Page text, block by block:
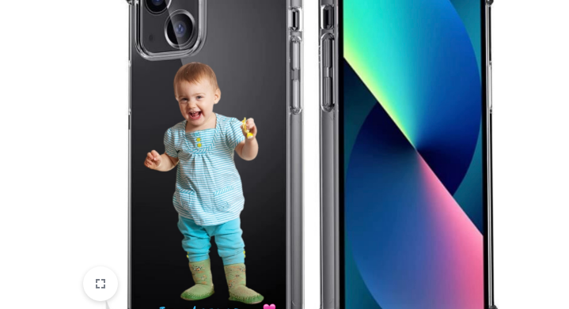
Huawei & Honor
Google Pixel
Motorola
Oppo
Asus
Nokia – HMD
OnePlus